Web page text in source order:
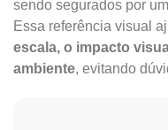
sendo segurados por
Essa referência visual
escala, o impacto
ambiente, evitando